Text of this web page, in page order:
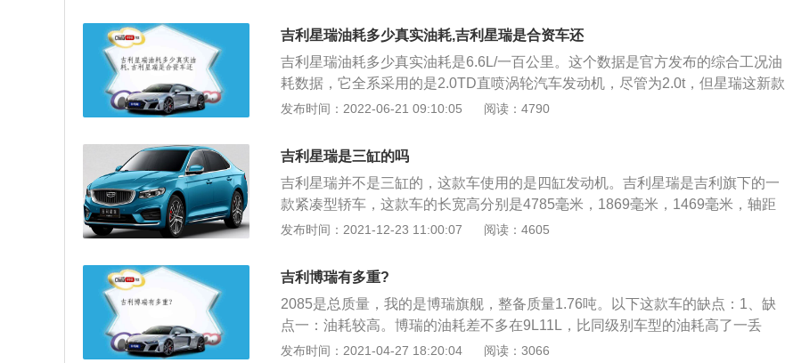
因素如下：汽车重量：体积越大、重量越重的汽车，油耗会比较多。正常来说，
排量在1.6的小型家用车，重量在1.2吨左右，油耗大约是7.5升（这是在满载的情
况下计算的），而SUV车型，重量1.5吨左右，油耗在8.5升。不同的重量就会导
致汽车的油耗不一样。风阻：风阻越大，汽车在行驶的过程中就会增加油耗。如
果汽车的流线型比较好，风阻就越低，风阻越低的汽车油耗就会越低。经济转
期在这个扭矩输出点的时候，汽车的油耗就会大大降低。正常来说，小排量的汽
车大约在70公里每小时，大排量的汽车大约是100公里每小时，只要控制在这个
经济的转速区间，汽车就能获得最少的油耗。驾驶风格：驾驶粗暴，比如急加
吉利星瑞油耗多少真实油耗,吉利星瑞是合资车还
吉利星瑞油耗多少真实油耗是6.6L/一百公里。这个数据是官方发布的综合工况油
耗数据，它全系采用的是2.0TD直喷涡轮汽车发动机，尽管为2.0t，但星瑞这新款
车根据了把控检测，油耗都操纵在7.0L/一百公里以内。这项数据也让更多消费者
耗是6.6L/一百公里。车辆自身的油耗问题与驾驶习惯、汽车发动机和变速器有
关。个人习惯就挡位档位高速度行驶，急刹车等不良的开车习惯就会导致油耗的
上升。随后最首要的也是车辆自身的汽车发动机和变速器的优劣直接影响了车辆
的油耗高低问题。可能吉利星瑞就是凭借着自己这俩点的优势将油耗操纵在7L/一
百公里以下的。吉利星瑞的气缸和气门都是4个，使用95号燃油，发动机盖是双
系统高效率为97%，0-一百公里/h只需7.9s，换挡仅需0.2s，强劲的动力能够瞬时
呈现。吉利星瑞是合资车还是国产车是国产车，吉利汽车公司属于浙江吉利控股
集团，公司于1997年由李书福在浙江正式成立，1998年8月，第一辆吉利汽车在
发布时间：2022-06-21 09:10:05 阅读：4790
吉利星瑞是三缸的吗
吉利星瑞并不是三缸的，这款车使用的是四缸发动机。吉利星瑞是吉利旗下的一
款紧凑型轿车，这款车的长宽高分别是4785毫米，1869毫米，1469毫米，轴距
为2800毫米。吉利星瑞全系都使用了2.0升涡轮增压发动机。吉利星瑞的2.0升涡
0牛米，最大扭矩转速为1400到4000转每分钟。这款发动机搭载了缸内直喷技
术，并且使用了铝合金缸盖昂缸体。使用铝合金缸盖缸体可以降低发动机的重
量，这样可以提高汽车的操控性和燃油经济性。与这款发动机匹配的是7速双离
合变速箱。双离合变速箱的一套离合器是用来控制奇数挡的，另一套离合器是用
来控制偶数挡的。双离合变速箱的换挡速度快，传动效率也是比较高的。使用双
发布时间：2021-12-23 11:00:07 阅读：4605
吉利博瑞有多重?
2085是总质量，我的是博瑞旗舰，整备质量1.76吨。以下这款车的缺点：1、缺
点一：油耗较高。博瑞的油耗差不多在9L11L，比同级别车型的油耗高了一丢
丢；2、缺点二：车身太大。博瑞的车身比同价位的其它车型大了不少，城里不
发布时间：2021-04-27 18:20:04 阅读：3066